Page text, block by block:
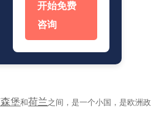
开始免费
咨询
堡和荷兰之间，是一个小国，是欧洲政